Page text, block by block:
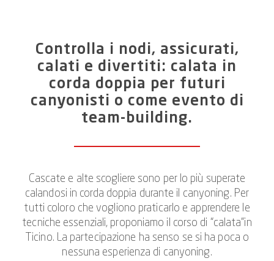
Controlla i nodi, assicurati,
calati e divertiti: calata in
corda doppia per futuri
canyonisti o come evento di
team-building.
Cascate e alte scogliere sono per lo più superate
calandosi in corda doppia durante il canyoning. Per
tutti coloro che vogliono praticarlo e apprendere le
tecniche essenziali, proponiamo il corso di “calata”in
Ticino. La partecipazione ha senso se si ha poca o
nessuna esperienza di canyoning.